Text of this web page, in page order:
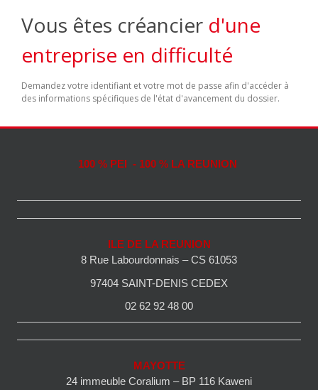
Vous êtes créancier d'une
entreprise en difficulté
Demandez votre identifiant et votre mot de passe afin d'accéder à
des informations spécifiques de l'état d'avancement du dossier.
100 % PEI - 100 % LA REUNION
ILE DE LA REUNION
8 Rue Labourdonnais – CS 61053
97404 SAINT-DENIS CEDEX
02 62 92 48 00
MAYOTTE
24 immeuble Coralium – BP 116 Kaweni